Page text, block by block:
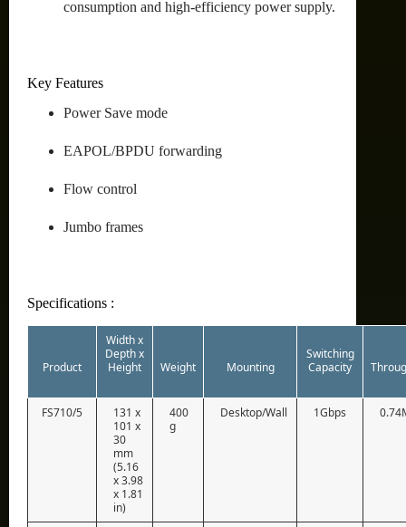
consumption and high-efficiency power supply.
Key Features
Power Save mode
EAPOL/BPDU forwarding
Flow control
Jumbo frames
Specifications :
Product
Width x
Depth x
Height
Weight Mounting
Switching
Capacity
FS710/5
131 x
101 x
30
mm
(5.16
x 3.98
x 1.81
in)
400
g
Desktop/Wall 1Gbps